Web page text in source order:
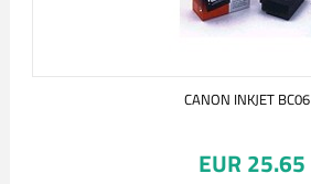
CANON INKJET BC06
EUR 25.65